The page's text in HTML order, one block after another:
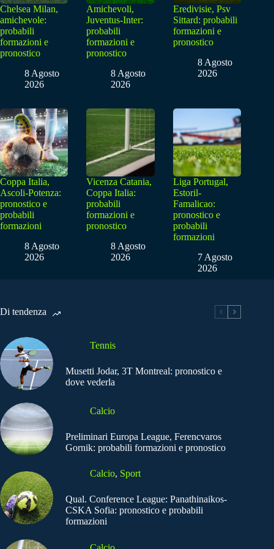
Chelsea Milan,
amichevole:
probabili
formazioni e
pronostico
8 Agosto
2026
Amichevoli,
Juventus-Inter:
probabili
formazioni e
pronostico
8 Agosto
2026
Eredivisie, Psv
Sittard: probabili
formazioni e
pronostico
8 Agosto
2026
Coppa Italia,
Ascoli-Potenza:
pronostico e
probabili
formazioni
8 Agosto
2026
Vicenza Catania,
Coppa Italia:
probabili
formazioni e
pronostico
8 Agosto
2026
Liga Portugal,
Estoril-
Famalicao:
pronostico e
probabili
formazioni
7 Agosto
2026
Di tendenza
Tennis
Musetti Jodar, 3T Montreal: pronostico e
dove vederla
Calcio
Preliminari Europa League, Ferencvaros
Gornik: probabili formazioni e pronostico
Calcio, Sport
Qual. Conference League: Panathinaikos-
CSKA Sofia: pronostico e probabili
formazioni